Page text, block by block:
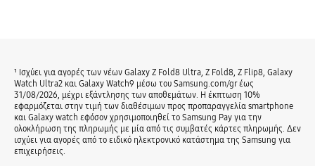
¹ Ισχύει για αγορές των νέων Galaxy Z Fold8 Ultra, Z Fold8, Z Flip8, Galaxy
Watch Ultra2 και Galaxy Watch9 μέσω του Samsung.com/gr έως
31/08/2026, μέχρι εξάντλησης των αποθεμάτων. Η έκπτωση 10%
εφαρμόζεται στην τιμή των διαθέσιμων προς προπαραγγελία smartphone
και Galaxy watch εφόσον χρησιμοποιηθεί το Samsung Pay για την
ολοκλήρωση της πληρωμής με μία από τις συμβατές κάρτες πληρωμής. Δεν
ισχύει για αγορές από το ειδικό ηλεκτρονικό κατάστημα της Samsung για
επιχειρήσεις.